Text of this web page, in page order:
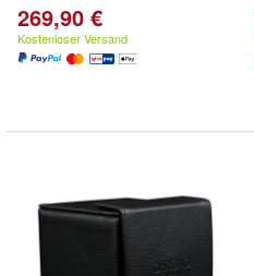
269,90 €
Kostenloser Versand